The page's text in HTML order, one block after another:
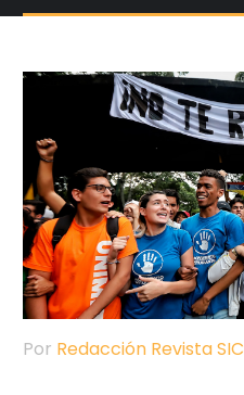
Por Redacción Revista SIC